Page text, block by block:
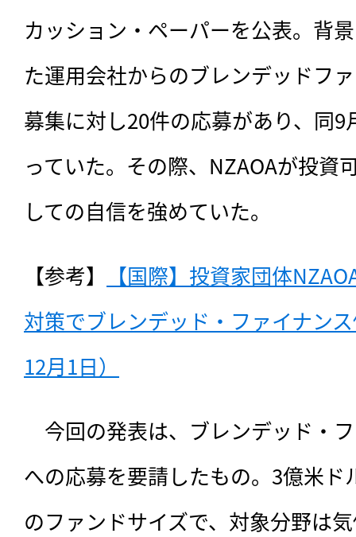
カッション・ペーパーを公表。背
た運用会社からのブレンデッドフ
募集に対し20件の応募があり、同
っていた。その際、NZAOAが投資
しての自信を強めていた。
【参考】
【国際】投資家団体
対策でブレンデッド・ファイナン
12月1日）
今回の発表は、ブレンデッド・
への応募を要請したもの。3億米ド
のファンドサイズで、対象分野は